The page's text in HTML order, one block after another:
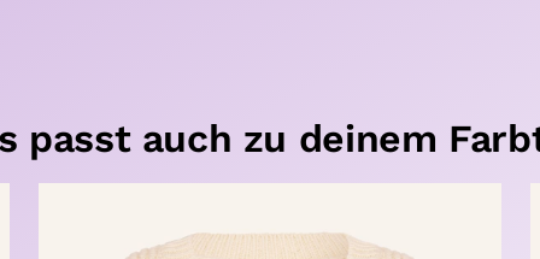
passt auch zu deinem